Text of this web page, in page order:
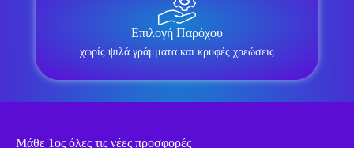
Επιλογή Παρόχου
χωρίς ψιλά γράμματα και κρυφές χρεώσεις
Μάθε 1ος όλες τις νέες προσφορές